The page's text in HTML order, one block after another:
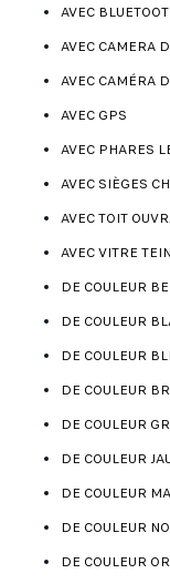
AVEC
AVEC CAMERA
AVEC CAMÉRA
AVEC GPS
AVEC PHARES
AVEC SIÈGES
AVEC TOIT
AVEC VITRE
DE COULEUR
DE COULEUR
DE COULEUR
DE COULEUR
DE COULEUR
DE COULEUR
DE COULEUR
DE COULEUR
DE COULEUR